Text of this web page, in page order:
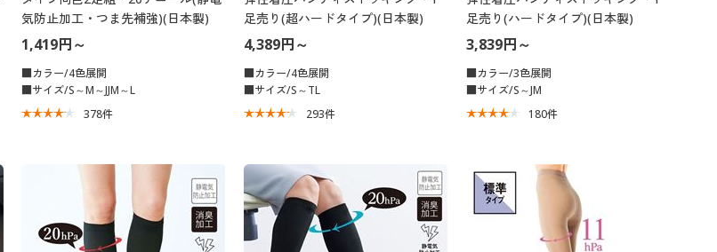
気防止加工・つま先補強)(日本製)
1,419円～
■カラー/4色展開
■サイズ/S～M～JJM～L
378件
足売り(超ハードタイプ)(日本製)
4,389円～
■カラー/4色展開
■サイズ/S～TL
293件
足売り(ハードタイプ)(日本製)
3,839円～
■カラー/3色展開
■サイズ/S～JM
180件